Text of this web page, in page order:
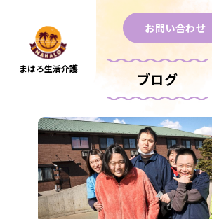
まはろ生活介護
お問い合わせ
ブログ